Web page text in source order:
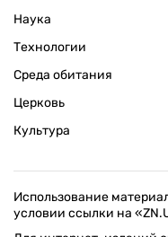
Наука
Технологии
Среда обитания
Церковь
Культура
Использование
условии ссылки на